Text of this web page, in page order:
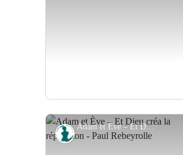
Voir l'image en
du plateau de Millevaches
Courtine.
Adam et Ève – Et Dieu créa la répression - Paul Rebeyrolle - OT PDV Sandrine Pécly
Art